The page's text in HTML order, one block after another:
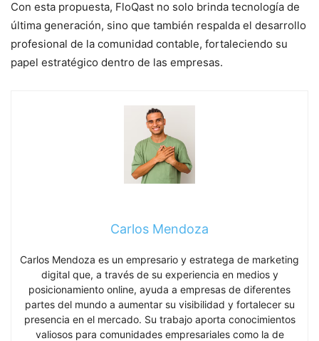
Con esta propuesta, FloQast no solo brinda tecnología de
última generación, sino que también respalda el desarrollo
profesional de la comunidad contable, fortaleciendo su
papel estratégico dentro de las empresas.
Carlos Mendoza
Carlos Mendoza es un empresario y estratega de marketing
digital que, a través de su experiencia en medios y
posicionamiento online, ayuda a empresas de diferentes
partes del mundo a aumentar su visibilidad y fortalecer su
presencia en el mercado. Su trabajo aporta conocimientos
valiosos para comunidades empresariales como la de